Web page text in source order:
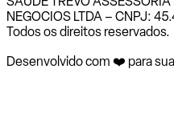
NEGOCIOS LTDA – CNPJ:
Todos os direitos reservados.
Desenvolvido com ❤️ para